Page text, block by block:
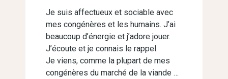
Je suis affectueux et sociable avec
mes congénères et les humains. J’ai
beaucoup d’énergie et j’adore jouer.
J’écoute et je connais le rappel.
Je viens, comme la plupart de mes
congénères du marché de la viande …